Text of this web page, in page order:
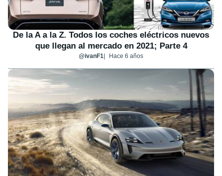
De la A a la Z. Todos los coches eléctricos nuevos
que llegan al mercado en 2021; Parte 4
@ivanF1 Hace 6 años